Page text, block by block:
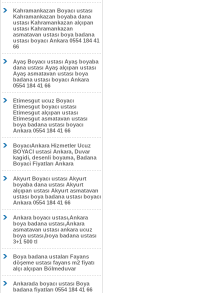
Kahramankazan Boyacı ustası
Kahramankazan boyaba dana
ustası Kahramankazan alçıpan
ustası Kahramankazan
asmatavan ustası boya badana
ustası boyacı Ankara 0554 184 41
66
Ayaş Boyacı ustası Ayaş boyaba
dana ustası Ayaş alçıpan ustası
Ayaş asmatavan ustası boya
badana ustası boyacı Ankara
0554 184 41 66
Etimesgut ucuz Boyacı
Etimesgut boyacı ustası
Etimesgut alçıpan ustası
Etimesgut asmatavan ustası
boya badana ustası boyacı
Ankara 0554 184 41 66
BoyacıAnkara Hizmetler Ucuz
BOYACI ustasi Ankara, Duvar
kagidi, desenli boyama, Badana
Boyaci Fiyatları Ankara
Akyurt Boyacı ustası Akyurt
boyaba dana ustası Akyurt
alçıpan ustası Akyurt asmatavan
ustası boya badana ustası boyacı
Ankara 0554 184 41 66
Ankara boyacı ustası,Ankara
boya badana ustası,Ankara
asmatavan ustası ankara ucuz
boya ustası,boya badana ustası
3+1 500 tl
Boya badana ustaları Fayans
döşeme ustası fayans m2 fiyatı
alçı alçıpan Bölmeduvar
Ankarada boyacı ustası Boya
badana fiyatları 0554 184 41 66